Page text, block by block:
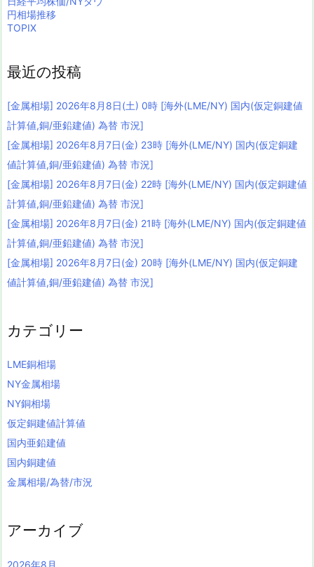
円相場推移
TOPIX
最近の投稿
[金属相場] 2026年8月8日(土) 0時 [海外(LME/NY) 国内(仮定銅建値
計算値,銅/亜鉛建値) 為替 市況]
[金属相場] 2026年8月7日(金) 23時 [海外(LME/NY) 国内(仮定銅建
値計算値,銅/亜鉛建値) 為替 市況]
[金属相場] 2026年8月7日(金) 22時 [海外(LME/NY) 国内(仮定銅建値
計算値,銅/亜鉛建値) 為替 市況]
[金属相場] 2026年8月7日(金) 21時 [海外(LME/NY) 国内(仮定銅建値
計算値,銅/亜鉛建値) 為替 市況]
[金属相場] 2026年8月7日(金) 20時 [海外(LME/NY) 国内(仮定銅建
値計算値,銅/亜鉛建値) 為替 市況]
カテゴリー
LME銅相場
NY金属相場
NY銅相場
仮定銅建値計算値
国内亜鉛建値
国内銅建値
金属相場/為替/市況
アーカイブ
2026年8月